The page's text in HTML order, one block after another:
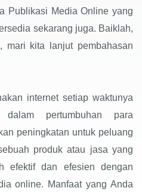
Publikasi Media Online yang
sekarang juga. Baiklah,
mari kita lanjut pembahasan
internet setiap waktunya
dalam pertumbuhan para
peningkatan untuk peluang
produk atau jasa yang
efektif dan efesien dengan
online. Manfaat yang Anda